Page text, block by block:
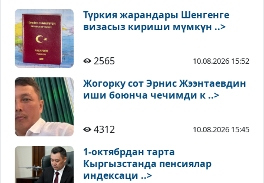
Түркия жарандары Шенгенге
визасыз кириши мүмкүн ..>
2565 10.08.2026 15:52
Жогорку сот Эрнис Жээнтаевдин
иши боюнча чечимди к ..>
4312 10.08.2026 15:45
1-октябрдан тарта
Кыргызстанда пенсиялар
индексаци ..>